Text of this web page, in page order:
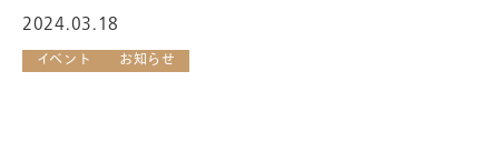
2024.03.18
イベント お知らせ